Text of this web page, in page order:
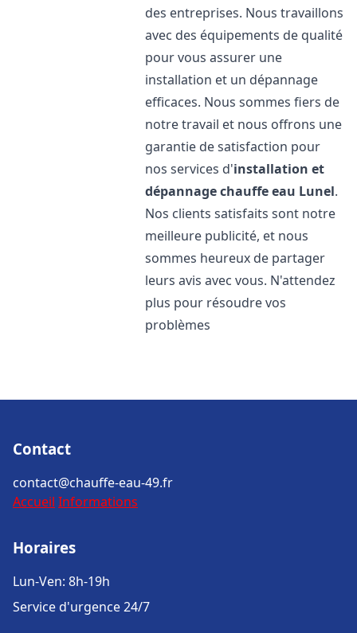
des entreprises. Nous travaillons
avec des équipements de qualité
pour vous assurer une
installation et un dépannage
efficaces. Nous sommes fiers de
notre travail et nous offrons une
garantie de satisfaction pour
nos services d'installation et
dépannage chauffe eau Lunel.
Nos clients satisfaits sont notre
meilleure publicité, et nous
sommes heureux de partager
leurs avis avec vous. N'attendez
plus pour résoudre vos
problèmes
Contact
contact@chauffe-eau-49.fr
Accueil Informations
Horaires
Lun-Ven: 8h-19h
Service d'urgence 24/7